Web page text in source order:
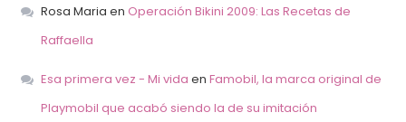
Rosa Maria en Operación Bikini 2009: Las Recetas de
Raffaella
Esa primera vez - Mi vida en Famobil, la marca original de
Playmobil que acabó siendo la de su imitación